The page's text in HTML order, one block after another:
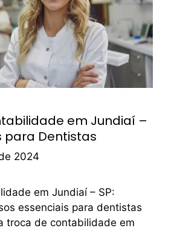
em Jundiaí –
para Dentistas
2024
em Jundiaí – SP:
essenciais para dentistas
troca de contabilidade em